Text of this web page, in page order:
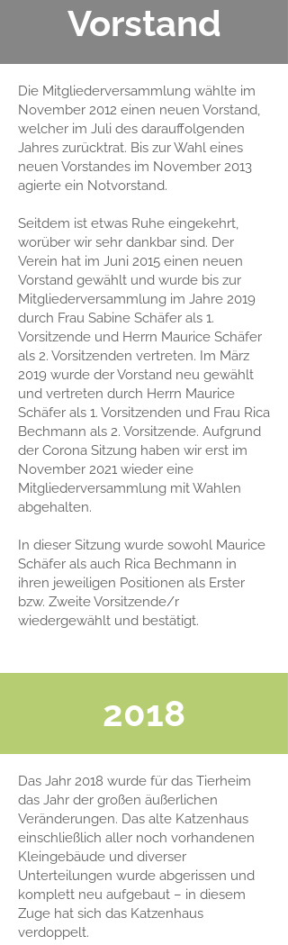
Vorstand
Die Mitgliederversammlung wählte im
November 2012 einen neuen Vorstand,
welcher im Juli des darauffolgenden
Jahres zurücktrat. Bis zur Wahl eines
neuen Vorstandes im November 2013
agierte ein Notvorstand.
Seitdem ist etwas Ruhe eingekehrt,
worüber wir sehr dankbar sind. Der
Verein hat im Juni 2015 einen neuen
Vorstand gewählt und wurde bis zur
Mitgliederversammlung im Jahre 2019
durch Frau Sabine Schäfer als 1.
Vorsitzende und Herrn Maurice Schäfer
als 2. Vorsitzenden vertreten. Im März
2019 wurde der Vorstand neu gewählt
und vertreten durch Herrn Maurice
Schäfer als 1. Vorsitzenden und Frau Rica
Bechmann als 2. Vorsitzende. Aufgrund
der Corona Sitzung haben wir erst im
November 2021 wieder eine
Mitgliederversammlung mit Wahlen
abgehalten.
In dieser Sitzung wurde sowohl Maurice
Schäfer als auch Rica Bechmann in
ihren jeweiligen Positionen als Erster
bzw. Zweite Vorsitzende/r
wiedergewählt und bestätigt.
2018
Das Jahr 2018 wurde für das Tierheim
das Jahr der großen äußerlichen
Veränderungen. Das alte Katzenhaus
einschließlich aller noch vorhandenen
Kleingebäude und diverser
Unterteilungen wurde abgerissen und
komplett neu aufgebaut – in diesem
Zuge hat sich das Katzenhaus
verdoppelt.